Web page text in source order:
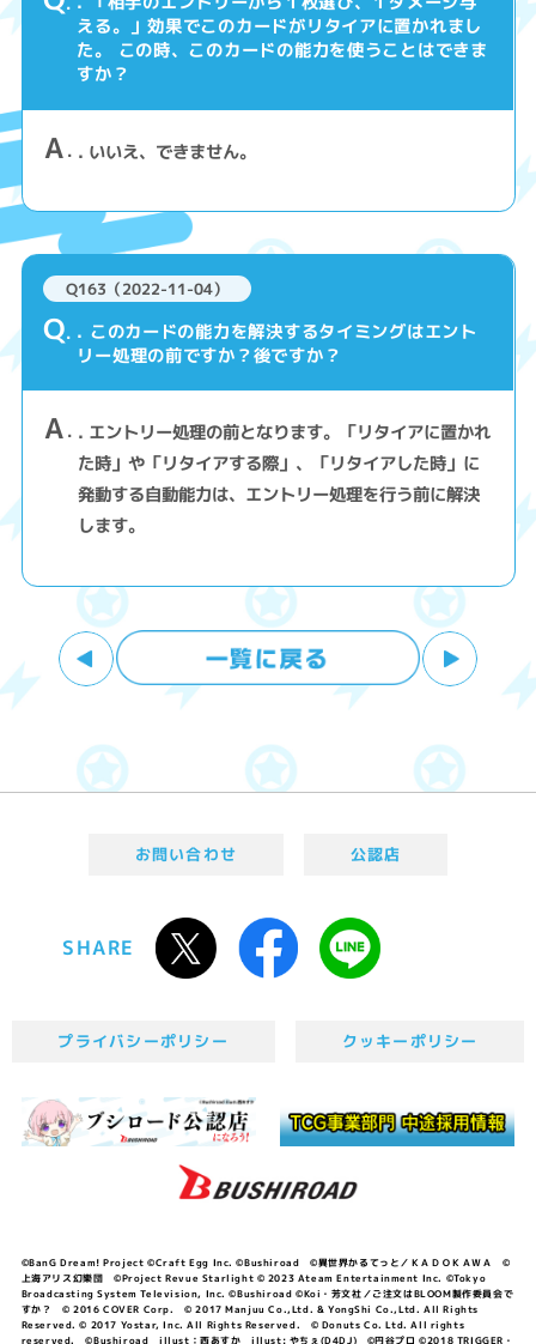
える。」効果でこのカードがリタイアに置かれまし
た。 この時、このカードの能力を使うことはできま
すか？
A . いいえ、できません。
Q163（2022-11-04）
Q . このカードの能力を解決するタイミングはエント
リー処理の前ですか？後ですか？
A . エントリー処理の前となります。「リタイアに置かれ
た時」や「リタイアする際」、「リタイアした時」に
発動する自動能力は、エントリー処理を行う前に解決
します。
お問い合わせ 公認店
SHARE
プライバシーポリシー クッキーポリシー
©BanG Dream! Project ©Craft Egg Inc. ©Bushiroad ©異世界かるてっと／ＫＡＤＯＫＡＷＡ ©
上海アリス幻樂団 ©Project Revue Starlight © 2023 Ateam Entertainment Inc. ©Tokyo
Broadcasting System Television, Inc. ©Bushiroad ©Koi・芳文社／ご注文はBLOOM製作委員会で
すか？ © 2016 COVER Corp. © 2017 Manjuu Co.,Ltd. & YongShi Co.,Ltd. All Rights
Reserved. © 2017 Yostar, Inc. All Rights Reserved. © Donuts Co. Ltd. All rights
reserved. ©Bushiroad illust：西あすか illust: やちぇ(D4DJ) ©円谷プロ ©2018 TRIGGER・